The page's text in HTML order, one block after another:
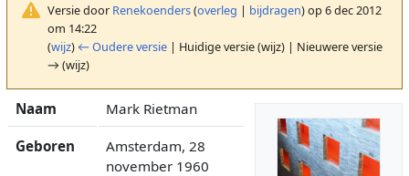
Versie door Renekoenders(overleg | bijdragen)op 6 dec 2012
om 14:22
(wijz) ← Oudere versie| Huidige versie (wijz) | Nieuwere versie
→ (wijz)
Naam Mark Rietman
Geboren
Amsterdam, 28
november 1960